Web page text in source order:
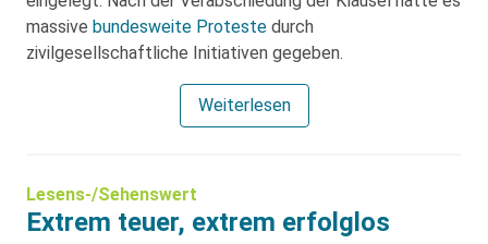
massive bundesweite Proteste durch
zivilgesellschaftliche Initiativen gegeben.
Weiterlesen
Lesens-/Sehenswert
Extrem teuer, extrem erfolglos